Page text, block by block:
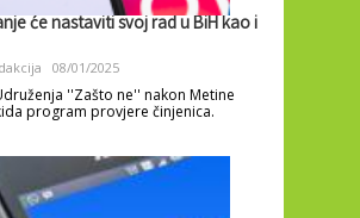
će nastaviti svoj rad u BiH kao i
08/01/2025
''Zašto ne'' nakon Metine
program provjere činjenica.